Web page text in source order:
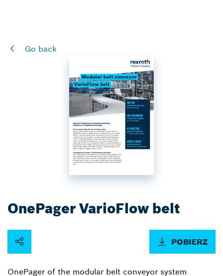
Go back
OnePager VarioFlow belt
POBIERZ
OnePager of the modular belt conveyor system